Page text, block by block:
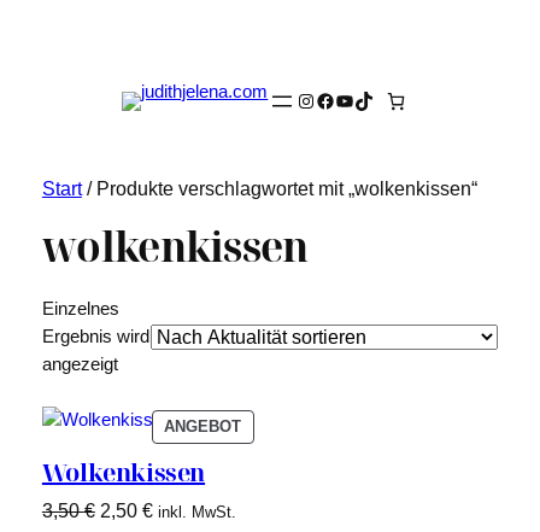
Instagram
Facebook
YouTube
TikTok
Start/ Produkte verschlagwortet mit „wolkenkissen“
wolkenkissen
Einzelnes
Ergebnis wird
angezeigt
ANGEBOTPRODUKT
IM
Wolkenkissen
3,50€ Ursprünglicher
2,50 €Aktueller
inkl. MwSt.